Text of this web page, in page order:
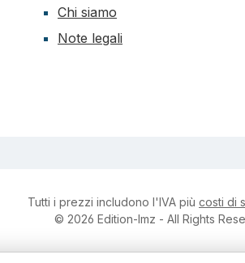
Chi siamo
Note legali
Tutti i prezzi includono l'IVA più costi di
© 2026 Edition-lmz - All Rights